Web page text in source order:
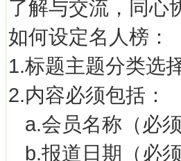
了解与交流，同心
如何设定名人榜：
1.标题主题分类选
2.内容必须包括：
a.会员名称（必
b.报道日期（必须